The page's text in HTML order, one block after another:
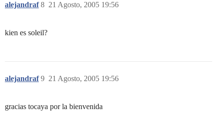
alejandraf 21 Agosto, 2005 19:56
8
kien es soleil?
alejandraf 21 Agosto, 2005 19:56
9
gracias tocaya por la bienvenida